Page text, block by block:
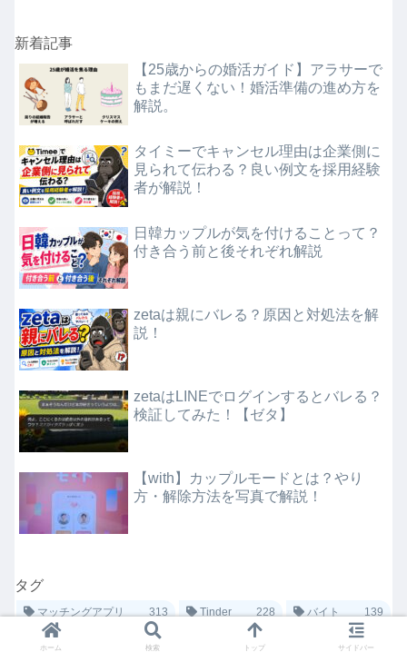
新着記事
【25歳からの婚活ガイド】アラサーで
もまだ遅くない！婚活準備の進め方を
解説。
タイミーでキャンセル理由は企業側に
見られて伝わる？良い例文を採用経験
者が解説！
日韓カップルが気を付けることって？
付き合う前と後それぞれ解説
zetaは親にバレる？原因と対処法を解
説！
zetaはLINEでログインするとバレる？
検証してみた！【ゼタ】
【with】カップルモードとは？やり
方・解除方法を写真で解説！
タグ
マッチングアプリ 313 Tinder 228 バイト 139
タイミー タップル ペアーズ 大学生
ホーム 検索 トップ サイドバー